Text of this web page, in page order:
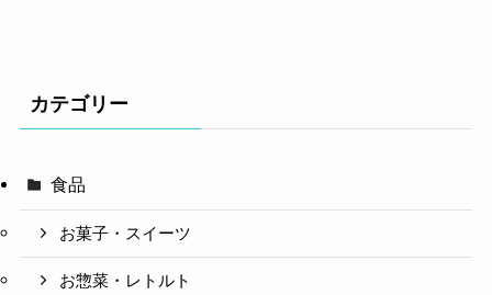
カテゴリー
食品
お菓子・スイーツ
お惣菜・レトルト